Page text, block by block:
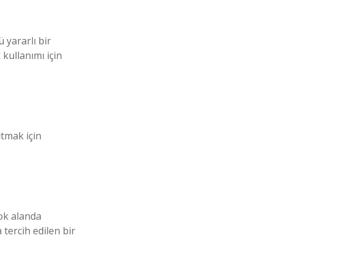
yararlı bir
için
için
alanda
tercih edilen bir